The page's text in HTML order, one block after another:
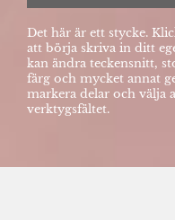
Det här är ett stycke.
att börja skriva in ditt
kan ändra teckensnitt,
färg och mycket annat
markera delar och välja
verktygsfältet.